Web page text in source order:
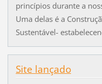
princípios durante a
Uma delas é a
Sustentável-
Site lançado